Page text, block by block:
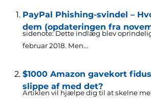
PayPal Phishing-svindel –
dem (opdateringen fra
sidenote: Dette indlæg blev
februar 2018. Men...
$1000 Amazon gavekort
slippe af med det?
Artiklen vil hjælpe dig til at skelne